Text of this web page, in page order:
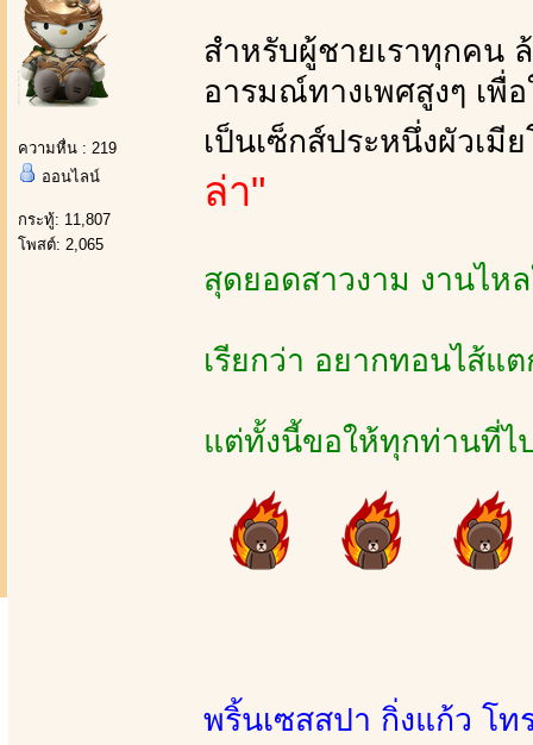
ความหื่น : 219
ออนไลน์
กระทู้: 11,807
โพสต์: 2,065
สำหรับผู้ชายเราทุกคน
อารมณ์ทางเพศสูงๆ เพื่
เป็นเซ็กส์ประหนึ่งผัวเ
ล่า"
สุดยอดสาวงาม งานไห
เรียกว่า อยากทอนไส้แ
แต่ทั้งนี้ขอให้ทุกท่านที่ไ
พริ้นเซสสปา กิ่งแก้ว โท